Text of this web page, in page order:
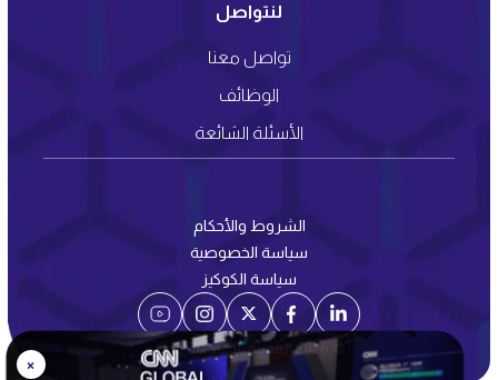
لنتواصل
تواصل معنا
الوظائف
الأسئلة الشائعة
الشروط والأحكام
سياسة الخصوصية
سياسة الكوكيز
×